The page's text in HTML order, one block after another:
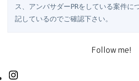
ス、アンバサダーPRをしている案件に
記しているのでご確認下さい。
Follow me!